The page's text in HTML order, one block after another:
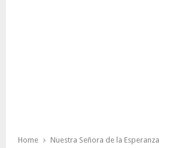
Home Nuestra Señora de la Esperanza